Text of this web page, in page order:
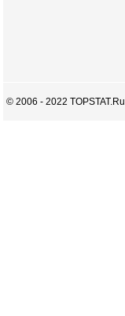
© 2006 - 2022 TOPSTAT.Ru